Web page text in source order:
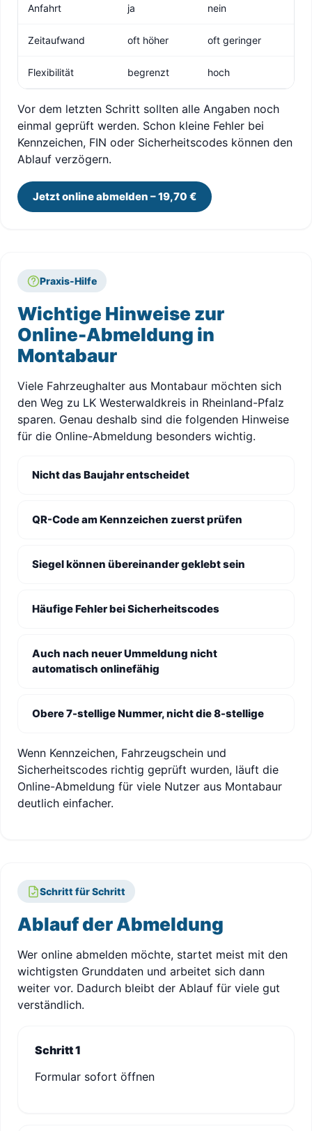
Anfahrt ja nein
Zeitaufwand oft höher oft geringer
Flexibilität begrenzt hoch
Vor dem letzten Schritt sollten alle Angaben noch
einmal geprüft werden. Schon kleine Fehler bei
Kennzeichen, FIN oder Sicherheitscodes können den
Ablauf verzögern.
Jetzt online abmelden – 19,70 €
Praxis-Hilfe
Wichtige Hinweise zur
Online-Abmeldung in
Montabaur
Viele Fahrzeughalter aus Montabaur möchten sich
den Weg zu LK Westerwaldkreis in Rheinland-Pfalz
sparen. Genau deshalb sind die folgenden Hinweise
für die Online-Abmeldung besonders wichtig.
Nicht das Baujahr entscheidet
QR-Code am Kennzeichen zuerst prüfen
Siegel können übereinander geklebt sein
Häufige Fehler bei Sicherheitscodes
Auch nach neuer Ummeldung nicht
automatisch onlinefähig
Obere 7-stellige Nummer, nicht die 8-stellige
Wenn Kennzeichen, Fahrzeugschein und
Sicherheitscodes richtig geprüft wurden, läuft die
Online-Abmeldung für viele Nutzer aus Montabaur
deutlich einfacher.
Schritt für Schritt
Ablauf der Abmeldung
Wer online abmelden möchte, startet meist mit den
wichtigsten Grunddaten und arbeitet sich dann
weiter vor. Dadurch bleibt der Ablauf für viele gut
verständlich.
Schritt 1
Formular sofort öffnen